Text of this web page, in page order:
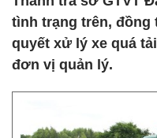
tình trạng trên, đồng
quyết xử lý xe quá
đơn vị quản lý.